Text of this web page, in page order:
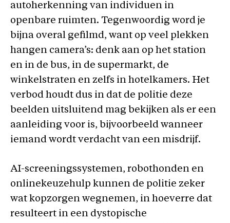
autoherkenning van individuen in
openbare ruimten. Tegenwoordig word je
bijna overal gefilmd, want op veel plekken
hangen camera’s: denk aan op het station
en in de bus, in de supermarkt, de
winkelstraten en zelfs in hotelkamers. Het
verbod houdt dus in dat de politie deze
beelden uitsluitend mag bekijken als er een
aanleiding voor is, bijvoorbeeld wanneer
iemand wordt verdacht van een misdrijf.
AI-screeningssystemen, robothonden en
onlinekeuzehulp kunnen de politie zeker
wat kopzorgen wegnemen, in hoeverre dat
resulteert in een dystopische